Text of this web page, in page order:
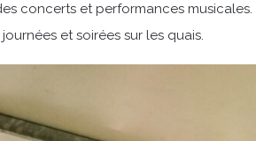
concerts et performances musicales.
et soirées sur les quais.